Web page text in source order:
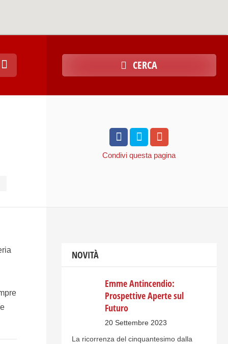
CERCA
Condivi questa pagina
NOVITÀ
Emme Antincendio:
Prospettive Aperte sul
Futuro
20 Settembre 2023
​La ricorrenza del cinquantesimo dalla